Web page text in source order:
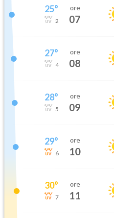
25°
2
ore
07
27°
4
ore
08
28°
5
ore
09
29°
6
ore
10
30°
7
ore
11